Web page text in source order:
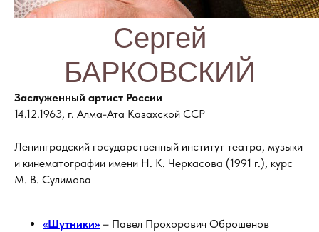
Сергей
БАРКОВСКИЙ
Заслуженный артист России
14.12.1963, г. Алма-Ата Казахской ССР
Ленинградский государственный институт театра, музыки
и кинематографии имени Н. К. Черкасова (1991 г.), курс
М. В. Сулимова
«Шутники» – Павел Прохорович Оброшенов